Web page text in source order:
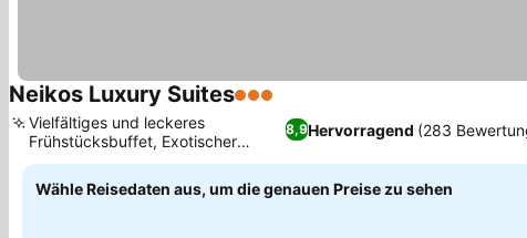
Neikos Luxury Suites3 Sterne
8,9Hervorragend (283
Vielfältiges und leckeres
Frühstücksbuffet, Exotischer
Wellenpool mit Gärten
Wähle Reisedaten aus, um die genauen Preise zu sehen